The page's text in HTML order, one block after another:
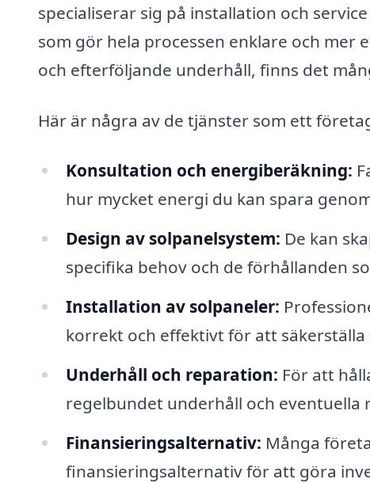
specialiserar sig på installation och
som gör hela processen enklare och
och efterföljande underhåll, finns det
Här är några av de tjänster som ett
Konsultation och energiberäkning:
hur mycket energi du kan spara
Design av solpanelsystem: De kan
specifika behov och de förhållanden
Installation av solpaneler:
korrekt och effektivt för att
Underhåll och reparation: För att
regelbundet underhåll och eventuella
Finansieringsalternativ: Många
finansieringsalternativ för att göra